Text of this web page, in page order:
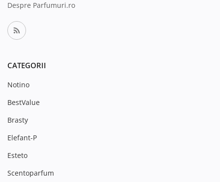
Despre Parfumuri.ro
CATEGORII
Notino
BestValue
Brasty
Elefant-P
Esteto
Scentoparfum